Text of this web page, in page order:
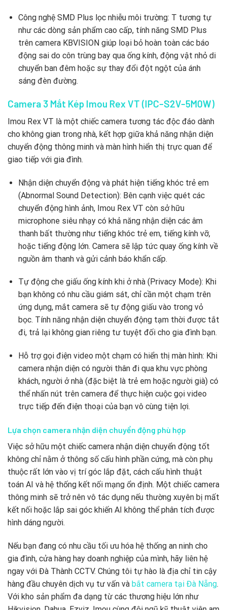
Công nghệ SMD Plus lọc nhiễu môi trường: T tương tự
như các dòng sản phẩm cao cấp,tính năng SMD Plus
trên camera KBVISION giúp loại bỏ hoàn toàn các báo
động sai do côn trùng bay qua ống kính,động vật nhỏ di
chuyển ban đêm hoặc sự thay đổi đột ngột của ánh
sáng đèn đường.
Camera 3 Mắt Kép Imou Rex VT (IPC-S2V-5M0W)
Imou Rex VT là một chiếc camera tương tác độc đáo dành
cho không gian trong nhà, kết hợp giữa khả năng nhận diện
chuyển động thông minh và màn hình hiển thị trực quan để
giao tiếp với gia đình.
Nhận diện chuyển động và phát hiện tiếng khóc trẻ em
(Abnormal Sound Detection): Bên cạnh việc quét các
chuyển động hình ảnh,Imou Rex VT còn sở hữu
microphone siêu nhạy có khả năng nhận diện các âm
thanh bất thường như tiếng khóc trẻ em,tiếng kính vỡ,
hoặc tiếng động lớn. Camera sẽ lập tức quay ống kính về
nguồn âm thanh và gửi cảnh báo khẩn cấp.
Tự động che giấu ống kính khi ở nhà (Privacy Mode): Khi
bạn không có nhu cầu giám sát,chỉ cần một chạm trên
ứng dụng,mắt camera sẽ tự động giấu vào trong vỏ
bọc. Tính năng nhận diện chuyển động tạm thời được tắt
đi,trả lại không gian riêng tư tuyệt đối cho gia đình bạn.
Hỗ trợ gọi điện video một chạm có hiển thị màn hình: Khi
camera nhận diện có người thân đi qua khu vực phòng
khách,người ở nhà (đặc biệt là trẻ em hoặc người già) có
thể nhấn nút trên camera để thực hiện cuộc gọi video
trực tiếp đến điện thoại của bạn vô cùng tiện lợi.
Lựa chọn camera nhận diện chuyển động phù hợp
Việc sở hữu một chiếc camera nhận diện chuyển động tốt
không chỉ nằm ở thông số cấu hình phần cứng, mà còn phụ
thuộc rất lớn vào vị trí góc lắp đặt, cách cấu hình thuật
toán AI và hệ thống kết nối mạng ổn định. Một chiếc camera
thông minh sẽ trở nên vô tác dụng nếu thường xuyên bị mất
kết nối hoặc lắp sai góc khiến AI không thể phân tích được
hình dáng người.
Nếu bạn đang có nhu cầu tối ưu hóa hệ thống an ninh cho
gia đình, cửa hàng hay doanh nghiệp của mình, hãy liên hệ
ngay với Đà Thành CCTV. Chúng tôi tự hào là địa chỉ tin cậy
hàng đầu chuyên dịch vụ tư vấn và bắt camera tại Đà Nẵng.
Với kho sản phẩm đa dạng từ các thương hiệu lớn như